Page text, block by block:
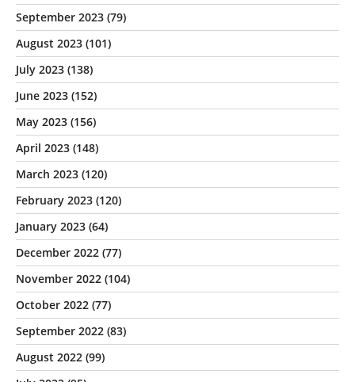
September 2023 (79)
August 2023 (101)
July 2023 (138)
June 2023 (152)
May 2023 (156)
April 2023 (148)
March 2023 (120)
February 2023 (120)
January 2023 (64)
December 2022 (77)
November 2022 (104)
October 2022 (77)
September 2022 (83)
August 2022 (99)